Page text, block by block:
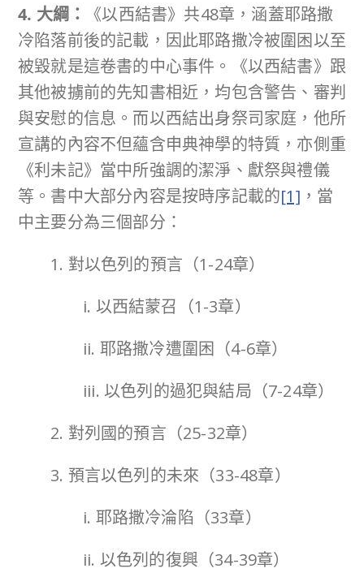
4. 大綱：
《以西結書》共48章，涵蓋耶路撒
冷陷落前後的記載，因此耶路撒冷被圍困以至
被毀就是這卷書的中心事件。《以西結書》跟
其他被擄前的先知書相近，均包含警告、審判
與安慰的信息。而以西結出身祭司家庭，他所
宣講的內容不但蘊含申典神學的特質，亦側重
《利未記》當中所強調的潔淨、獻祭與禮儀
等。書中大部分內容是按時序記載的[1] ，當
中主要分為三個部分：
1. 對以色列的預言（1-24章）
i. 以西結蒙召（1-3章）
ii. 耶路撒冷遭圍困（4-6章）
iii. 以色列的過犯與結局（7-24章）
2. 對列國的預言（25-32章）
3. 預言以色列的未來（33-48章）
i. 耶路撒冷淪陷（33章）
ii. 以色列的復興（34-39章）